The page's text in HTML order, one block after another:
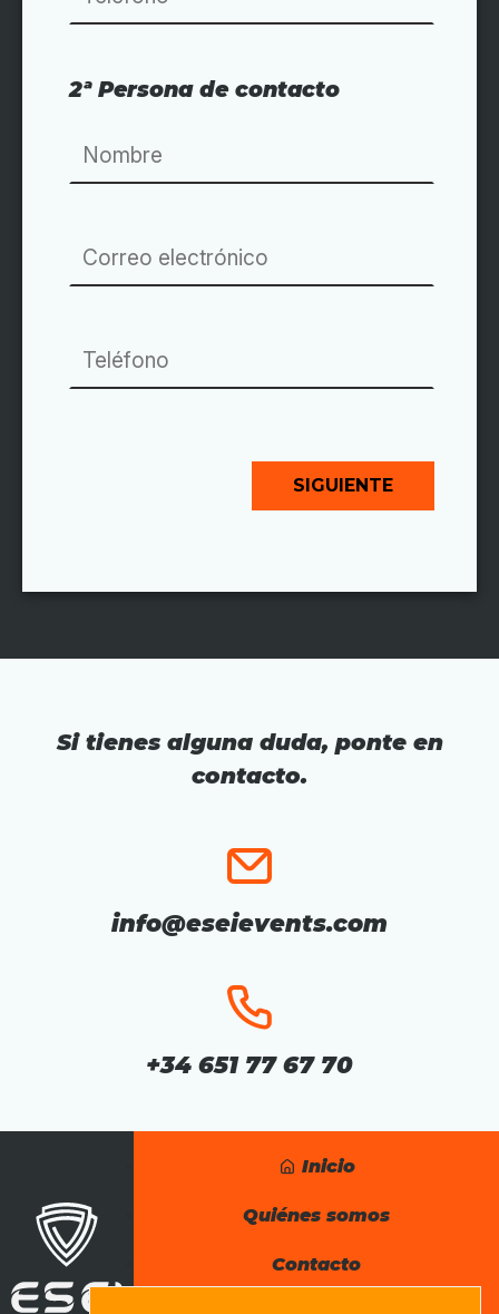
2ª Persona de contacto
SIGUIENTE
Si tienes alguna duda, ponte en
contacto.
info@eseievents.com
+34 651 77 67 70
Inicio
Quiénes somos
Contacto